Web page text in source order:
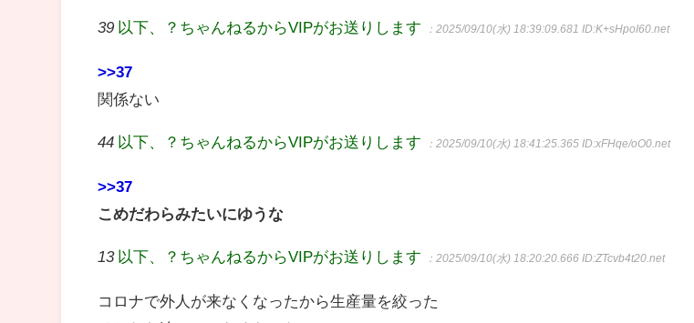
39 以下、？ちゃんねるからVIPがお送りします ：2025/09/10(水) 18:39:09.681ID:K+sHpoI60.net
>>37
関係ない
44 以下、？ちゃんねるからVIPがお送りします ：2025/09/10(水) 18:41:25.365ID:xFHqe/oO0.net
>>37
こめだわらみたいにゆうな
13 以下、？ちゃんねるからVIPがお送りします ：2025/09/10(水) 18:20:20.666ID:ZTcvb4t20.net
コロナで外人が来なくなったから生産量を絞った